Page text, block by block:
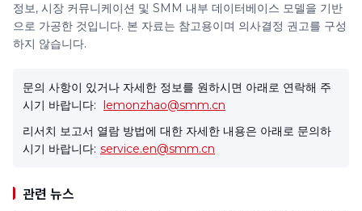
정보, 시장 커뮤니케이션 및 SMM 내부 데이터베이스 모델을 기반
으로 가공한 것입니다. 본 자료는 참고용이며 의사결정 권고를 구성
하지 않습니다.
문의 사항이 있거나 자세한 정보를 원하시면 아래로 연락해 주
시기 바랍니다: lemonzhao@smm.cn
리서치 보고서 열람 방법에 대한 자세한 내용은 아래로 문의하
시기 바랍니다: service.en@smm.cn
관련 뉴스